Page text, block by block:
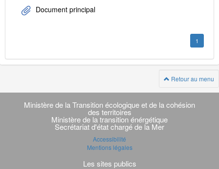
Document principal
1
Retour au menu
Navigation
transverse
Ministère de la Transition écologique et de la cohésion
des territoires
Ministère de la transition énérgétique
Secrétariat d'état chargé de la Mer
Accessibilité
Mentions légales
Les sites publics